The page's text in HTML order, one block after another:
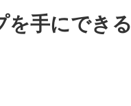
を手にできる